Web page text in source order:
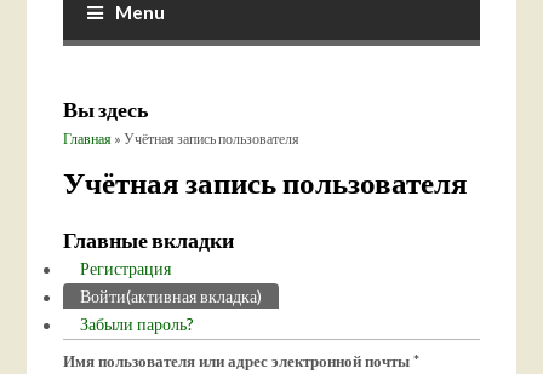
Menu
Вы здесь
Главная » Учётная запись пользователя
Учётная запись пользователя
Главные вкладки
Регистрация
Войти(активная вкладка)
Забыли пароль?
Имя пользователя или адрес электронной почты*